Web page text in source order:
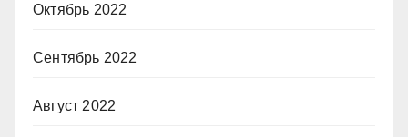
Октябрь 2022
Сентябрь 2022
Август 2022